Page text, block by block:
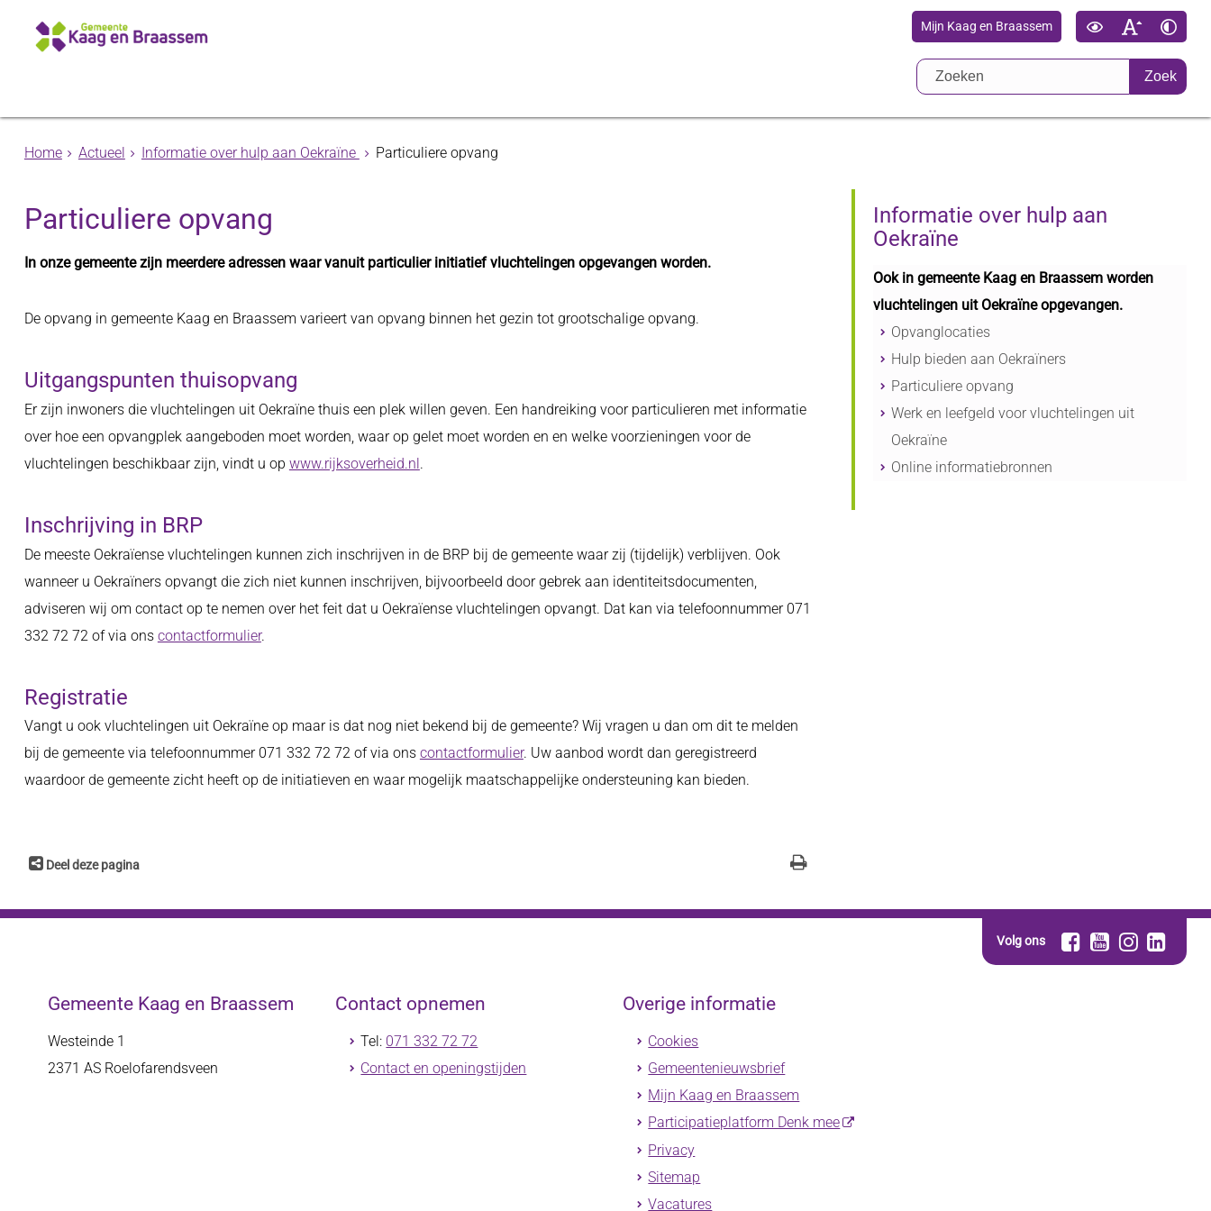
Mijn Kaag en Braassem
Zoek
Home Actueel Informatie over hulp aan Oekraïne Particuliere opvang
Particuliere opvang
In onze gemeente zijn meerdere adressen waar vanuit particulier initiatief vluchtelingen opgevangen worden.
De opvang in gemeente Kaag en Braassem varieert van opvang binnen het gezin tot grootschalige opvang.
Uitgangspunten thuisopvang
Er zijn inwoners die vluchtelingen uit Oekraïne thuis een plek willen geven. Een handreiking voor particulieren met informatie
over hoe een opvangplek aangeboden moet worden, waar op gelet moet worden en en welke voorzieningen voor de
vluchtelingen beschikbaar zijn, vindt u op www.rijksoverheid.nl.
Inschrijving in BRP
De meeste Oekraïense vluchtelingen kunnen zich inschrijven in de BRP bij de gemeente waar zij (tijdelijk) verblijven. Ook
wanneer u Oekraïners opvangt die zich niet kunnen inschrijven, bijvoorbeeld door gebrek aan identiteitsdocumenten,
adviseren wij om contact op te nemen over het feit dat u Oekraïense vluchtelingen opvangt. Dat kan via telefoonnummer 071
332 72 72 of via ons contactformulier.
Registratie
Vangt u ook vluchtelingen uit Oekraïne op maar is dat nog niet bekend bij de gemeente? Wij vragen u dan om dit te melden
bij de gemeente via telefoonnummer 071 332 72 72 of via ons contactformulier. Uw aanbod wordt dan geregistreerd
waardoor de gemeente zicht heeft op de initiatieven en waar mogelijk maatschappelijke ondersteuning kan bieden.
Deel deze pagina
Informatie over hulp aan
Oekraïne
Ook in gemeente Kaag en Braassem worden
vluchtelingen uit Oekraïne opgevangen.
Opvanglocaties
Hulp bieden aan Oekraïners
Particuliere opvang
Werk en leefgeld voor vluchtelingen uit
Oekraïne
Online informatiebronnen
Volg ons
Gemeente Kaag en Braassem
Westeinde 1
2371 AS Roelofarendsveen
Contact opnemen
Tel: 071 332 72 72
Contact en openingstijden
Overige informatie
Cookies
Gemeentenieuwsbrief
Mijn Kaag en Braassem
Participatieplatform Denk mee
Privacy
Sitemap
Vacatures